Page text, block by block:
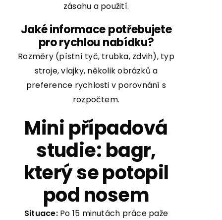
zásahu a použití.
Jaké informace potřebujete
pro rychlou nabídku?
Rozměry (pístní tyč, trubka, zdvih), typ
stroje, vlajky, několik obrázků a
preference rychlosti v porovnání s
rozpočtem.
Mini případová
studie: bagr,
který se potopil
pod nosem
Situace:Po 15 minutách práce paže